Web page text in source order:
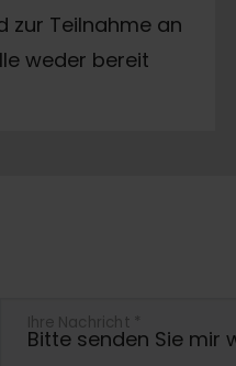
zur Teilnahme an
weder bereit
Ihre Nachricht *